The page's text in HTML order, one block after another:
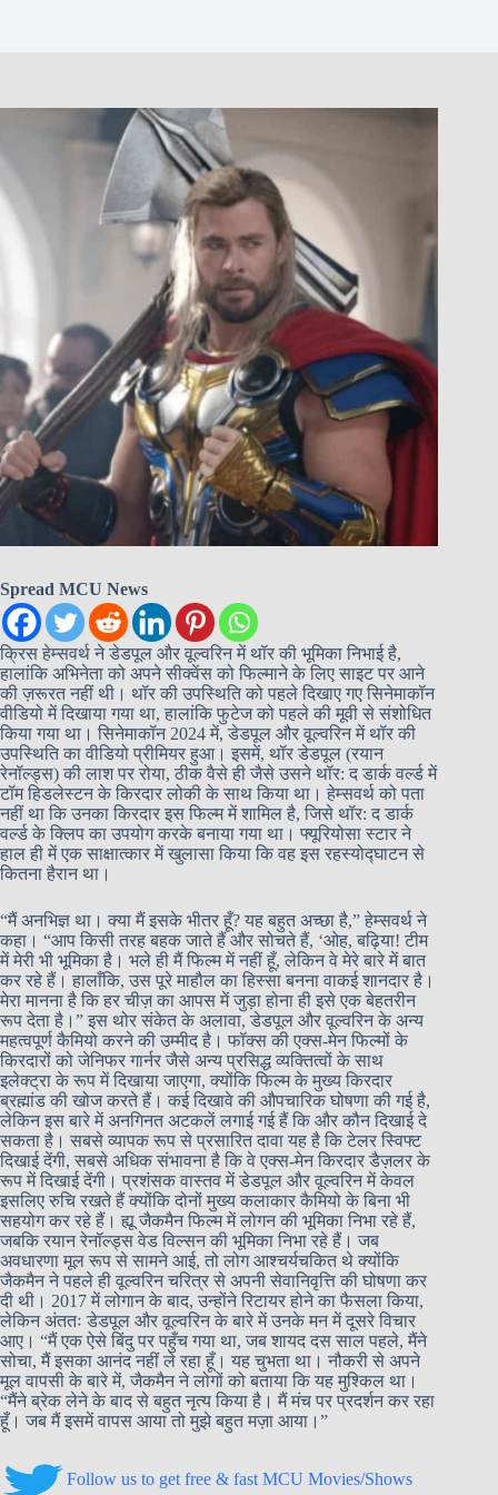
Spread MCU News
क्रिस हेम्सवर्थ ने डेडपूल और वूल्वरिन में थॉर की भूमिका निभाई है,
हालांकि अभिनेता को अपने सीक्वेंस को फिल्माने के लिए साइट पर आने
की ज़रूरत नहीं थी। थॉर की उपस्थिति को पहले दिखाए गए सिनेमाकॉन
वीडियो में दिखाया गया था, हालांकि फुटेज को पहले की मूवी से संशोधित
किया गया था। सिनेमाकॉन 2024 में, डेडपूल और वूल्वरिन में थॉर की
उपस्थिति का वीडियो प्रीमियर हुआ। इसमें, थॉर डेडपूल (रयान
रेनॉल्ड्स) की लाश पर रोया, ठीक वैसे ही जैसे उसने थॉर: द डार्क वर्ल्ड में
टॉम हिडलेस्टन के किरदार लोकी के साथ किया था। हेम्सवर्थ को पता
नहीं था कि उनका किरदार इस फिल्म में शामिल है, जिसे थॉर: द डार्क
वर्ल्ड के क्लिप का उपयोग करके बनाया गया था। फ्यूरियोसा स्टार ने
हाल ही में एक साक्षात्कार में खुलासा किया कि वह इस रहस्योद्घाटन से
कितना हैरान था।
“मैं अनभिज्ञ था। क्या मैं इसके भीतर हूँ? यह बहुत अच्छा है,” हेम्सवर्थ ने
कहा। “आप किसी तरह बहक जाते हैं और सोचते हैं, ‘ओह, बढ़िया! टीम
में मेरी भी भूमिका है। भले ही मैं फिल्म में नहीं हूँ, लेकिन वे मेरे बारे में बात
कर रहे हैं। हालाँकि, उस पूरे माहौल का हिस्सा बनना वाकई शानदार है।
मेरा मानना ​​है कि हर चीज़ का आपस में जुड़ा होना ही इसे एक बेहतरीन
रूप देता है।” इस थोर संकेत के अलावा, डेडपूल और वूल्वरिन के अन्य
महत्वपूर्ण कैमियो करने की उम्मीद है। फॉक्स की एक्स-मेन फिल्मों के
किरदारों को जेनिफर गार्नर जैसे अन्य प्रसिद्ध व्यक्तित्वों के साथ
इलेक्ट्रा के रूप में दिखाया जाएगा, क्योंकि फिल्म के मुख्य किरदार
ब्रह्मांड की खोज करते हैं। कई दिखावे की औपचारिक घोषणा की गई है,
लेकिन इस बारे में अनगिनत अटकलें लगाई गई हैं कि और कौन दिखाई दे
सकता है। सबसे व्यापक रूप से प्रसारित दावा यह है कि टेलर स्विफ्ट
दिखाई देंगी, सबसे अधिक संभावना है कि वे एक्स-मेन किरदार डैज़लर के
रूप में दिखाई देंगी। प्रशंसक वास्तव में डेडपूल और वूल्वरिन में केवल
इसलिए रुचि रखते हैं क्योंकि दोनों मुख्य कलाकार कैमियो के बिना भी
सहयोग कर रहे हैं। ह्यू जैकमैन फिल्म में लोगन की भूमिका निभा रहे हैं,
जबकि रयान रेनॉल्ड्स वेड विल्सन की भूमिका निभा रहे हैं। जब
अवधारणा मूल रूप से सामने आई, तो लोग आश्चर्यचकित थे क्योंकि
जैकमैन ने पहले ही वूल्वरिन चरित्र से अपनी सेवानिवृत्ति की घोषणा कर
दी थी। 2017 में लोगान के बाद, उन्होंने रिटायर होने का फैसला किया,
लेकिन अंततः डेडपूल और वूल्वरिन के बारे में उनके मन में दूसरे विचार
आए। “मैं एक ऐसे बिंदु पर पहुँच गया था, जब शायद दस साल पहले, मैंने
सोचा, मैं इसका आनंद नहीं ले रहा हूँ। यह चुभता था। नौकरी से अपने
मूल वापसी के बारे में, जैकमैन ने लोगों को बताया कि यह मुश्किल था।
“मैंने ब्रेक लेने के बाद से बहुत नृत्य किया है। मैं मंच पर प्रदर्शन कर रहा
हूँ। जब मैं इसमें वापस आया तो मुझे बहुत मज़ा आया।”
Follow us to get free & fast MCU Movies/Shows